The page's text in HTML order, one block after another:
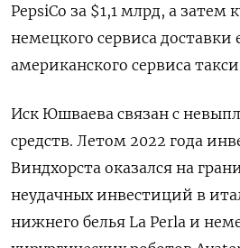
PepsiCo за $1,1 млрд, а затем
немецкого сервиса доставки
американского сервиса
Иск Юшваева связан с
средств. Летом 2022 года
Виндхорста оказался на
неудачных инвестиций в
нижнего белья La Perla и